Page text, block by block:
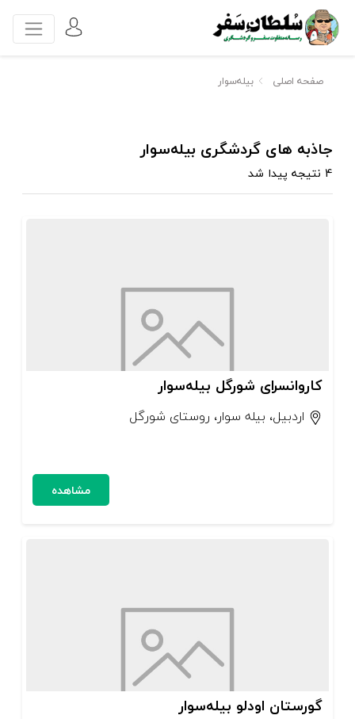
صفحه اصلی بیله‌سوار
جاذبه های گردشگری بیله‌سوار
4 نتیجه پیدا شد
کاروانسرای شورگل بیله‌سوار
اردبیل، بیله‌ سوار، روستای شورگل
مشاهده
گورستان اودلو بیله‌سوار